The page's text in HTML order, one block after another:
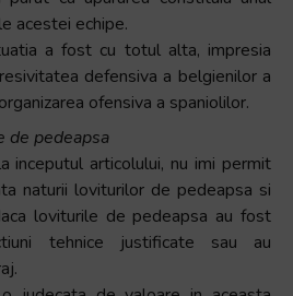
acestei echipe.
a fost cu totul alta, impresia
defensiva a belgienilor a
ofensiva a spaniolilor.
de pedeapsa
inceputul articolului, nu imi permit
naturii loviturilor de pedeapsa si
loviturile de pedeapsa au fost
tehnice justificate sau au